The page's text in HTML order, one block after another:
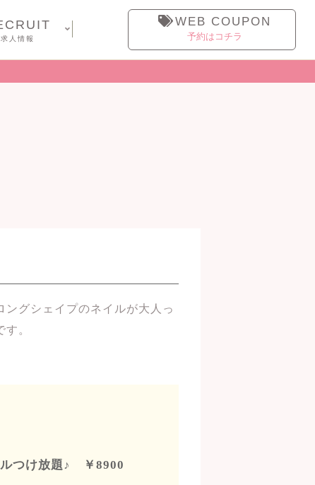
求人情報
WEB COUPON
予約はコチラ
グシェイプのネイルが大人っ
。
ルつけ放題♪ ￥8900